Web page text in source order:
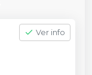
Ver info